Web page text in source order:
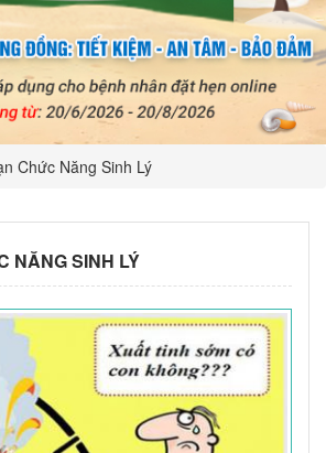
Chức Năng Sinh Lý
NĂNG SINH LÝ